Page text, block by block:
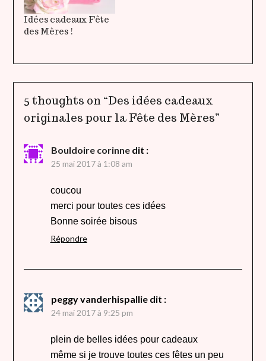
Idées cadeaux Fête
des Mères !
5 thoughts on “Des idées cadeaux
originales pour la Fête des Mères”
Bouldoire corinne dit :
25 mai 2017 à 1:08 am
coucou
merci pour toutes ces idées
Bonne soirée bisous
Répondre
peggy vanderhispallie dit :
24 mai 2017 à 9:25 pm
plein de belles idées pour cadeaux
même si je trouve toutes ces fêtes un peu